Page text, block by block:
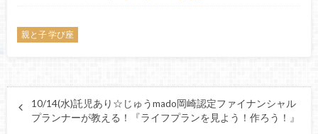
親と子 学び座
10/14(水)託児あり☆じゅうmado岡崎認定ファイナンシャル
プランナーが教える！『ライフプランを見よう！作ろう！』